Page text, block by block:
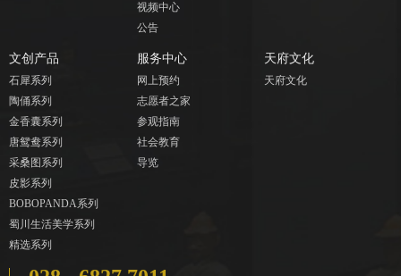
视频中心
公告
文创产品
石犀系列
陶俑系列
金香囊系列
唐鸳鸯系列
采桑图系列
皮影系列
BOBOPANDA系列
蜀川生活美学系列
精选系列
服务中心
网上预约
志愿者之家
参观指南
社会教育
导览
天府文化
天府文化